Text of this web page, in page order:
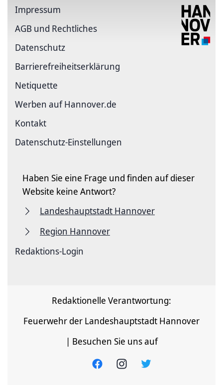
Impressum
AGB und Rechtliches
Datenschutz
Barriere­freiheits­erklärung
Netiquette
Werben auf Hannover.de
Kontakt
Datenschutz-Einstellungen
Haben Sie eine Frage und finden auf dieser
Website keine Antwort?
Landeshauptstadt Hannover
Region Hannover
Redaktions-Login
Redaktionelle Verantwortung:
Feuerwehr der Landeshauptstadt Hannover
| Besuchen Sie uns auf